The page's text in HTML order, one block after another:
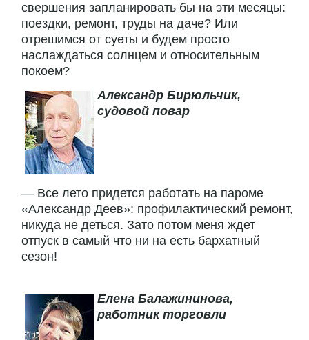
свершения запланировать бы на эти месяцы:
поездки, ремонт, труды на даче? Или
отрешимся от суеты и будем просто
наслаждаться солнцем и относительным
покоем?
Александр Бирюльчик,
судовой повар
— Все лето придется работать на пароме
«Александр Деев»: профилактический ремонт,
никуда не деться. Зато потом меня ждет
отпуск в самый что ни на есть бархатный
сезон!
Елена Балажининова,
работник торговли